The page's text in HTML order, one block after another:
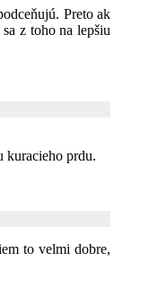
Preto ak
z toho na lepšiu
kuracieho prdu.
to velmi dobre,